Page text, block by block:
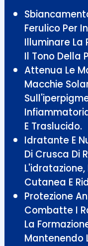
Ferulico Per
Illuminare La
Il Tono Della
Attenua Le
Macchie
E Traslucido.
Idratante E
Di Crusca Di
Cutanea E
Protezione
Combatte I
La
Mantenendo